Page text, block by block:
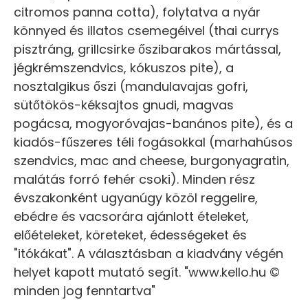
citromos panna cotta), folytatva a nyár
könnyed és illatos csemegéivel (thai currys
pisztráng, grillcsirke őszibarakos mártással,
jégkrémszendvics, kókuszos pite), a
nosztalgikus őszi (mandulavajas gofri,
sütőtökös-kéksajtos gnudi, magvas
pogácsa, mogyoróvajas-banános pite), és a
kiadós-fűszeres téli fogásokkal (marhahúsos
szendvics, mac and cheese, burgonyagratin,
malátás forró fehér csoki). Minden rész
évszakonként ugyanúgy közöl reggelire,
ebédre és vacsorára ajánlott ételeket,
előételeket, köreteket, édességeket és
"itókákat". A választásban a kiadvány végén
helyet kapott mutató segít. "www.kello.hu ©
minden jog fenntartva"